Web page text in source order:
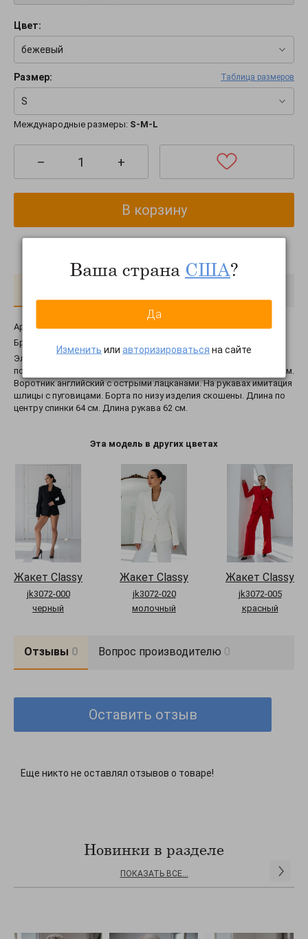
Цвет:
бежевый
Размер: Таблица размеров
S
Международные размеры: S-M-L
– +
В корзину
Артикул:jk3072-011
Бренд:
Элегантный двубортный жакет приталенного силуэта с
подчеркнутой линией плеч. Спереди карманы в рамку с клапаном.
Воротник английский с острыми лацканами. На рукавах имитация
шлицы с пуговицами. Борта по низу изделия скошены. Длина по
центру спинки 64 см. Длина рукава 62 см.
Эта модель в других цветах
Жакет Classy
jk3072-000
черный
Жакет Classy
jk3072-020
молочный
Жакет Classy
jk3072-005
красный
Отзывы 0 Вопрос производителю 0
Оставить отзыв
Еще никто не оставлял отзывов о товаре!
Новинки в разделе
ПОКАЗАТЬ ВСЕ...
Ваша страна США?
Да
Изменить или авторизироваться на сайте